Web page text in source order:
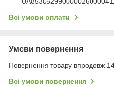
Всі умови оплати
Умови повернення
Повернення товару впродовж
Всі умови повернення